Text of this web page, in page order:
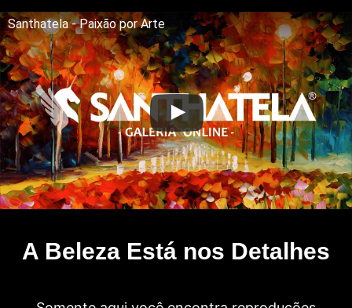
Santhatela - Paixão por Arte
A Beleza Está nos Detalhes